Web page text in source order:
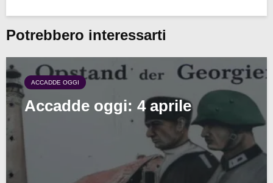
Potrebbero interessarti
ACCADDE OGGI
Accadde oggi: 4 aprile